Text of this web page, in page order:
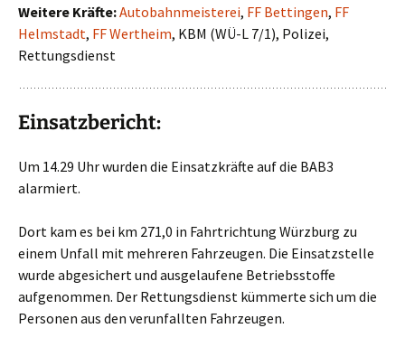
Weitere Kräfte:Autobahnmeisterei, FF Bettingen, FF
Helmstadt, FF Wertheim, KBM (WÜ-L 7/1), Polizei,
Rettungsdienst
Einsatzbericht:
Um 14.29 Uhr wurden die Einsatzkräfte auf die BAB3
alarmiert.
Dort kam es bei km 271,0 in Fahrtrichtung Würzburg zu
einem Unfall mit mehreren Fahrzeugen. Die Einsatzstelle
wurde abgesichert und ausgelaufene Betriebsstoffe
aufgenommen. Der Rettungsdienst kümmerte sich um die
Personen aus den verunfallten Fahrzeugen.